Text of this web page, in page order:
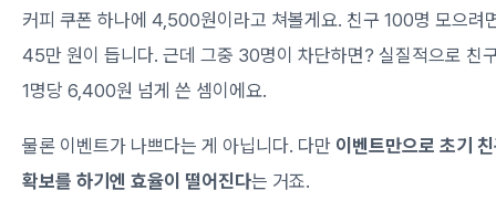
커피 쿠폰 하나에 4,500원이라고 쳐볼게요. 친구 100명 모으려
45만 원이 듭니다. 근데 그중 30명이 차단하면? 실질적으로 친
1명당 6,400원 넘게 쓴 셈이에요.
물론 이벤트가 나쁘다는 게 아닙니다. 다만 이벤트만으로 초기
확보를 하기엔 효율이 떨어진다는 거죠.